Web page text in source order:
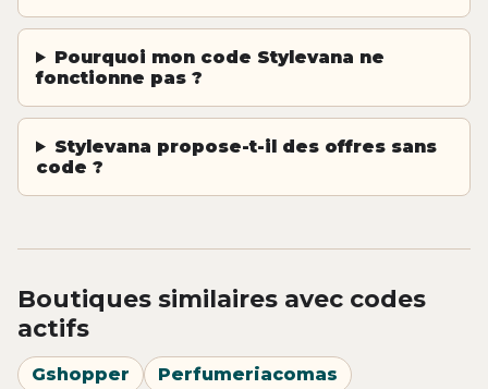
Pourquoi mon code Stylevana ne
fonctionne pas ?
Stylevana propose-t-il des offres sans
code ?
Boutiques similaires avec codes
actifs
Gshopper
Perfumeriacomas